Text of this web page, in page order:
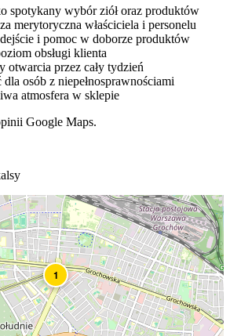
spotykany wybór ziół oraz produktów
merytoryczna właściciela i personelu
i pomoc w doborze produktów
obsługi klienta
otwarcia przez cały tydzień
dla osób z niepełnosprawnościami
atmosfera w sklepie
Google Maps.
1